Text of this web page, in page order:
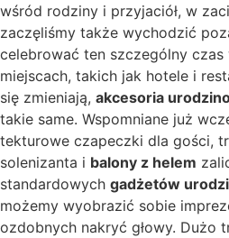
wśród rodziny i przyjaciół, w
zaczęliśmy także wychodzić
celebrować ten szczególny
miejscach, takich jak hotele i
się zmieniają, akcesoria
takie same. Wspomniane już
tekturowe czapeczki dla gości,
solenizanta i balony z helem
standardowych gadżetów
możemy wyobrazić sobie
ozdobnych nakryć głowy. Dużo